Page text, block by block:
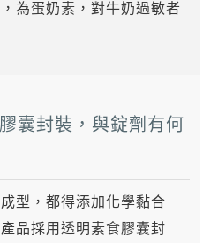
為蛋奶素，對牛奶過敏者
囊封裝，與錠劑有何
型，都得添加化學黏合
品採用透明素食膠囊封